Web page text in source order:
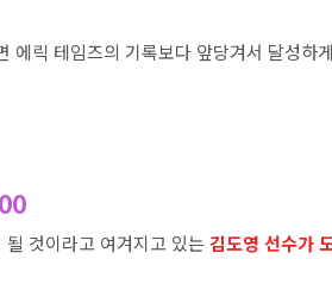
에릭 테임즈의 기록보다 앞당겨서 달성하
것이라고 여겨지고 있는 김도영 선수가